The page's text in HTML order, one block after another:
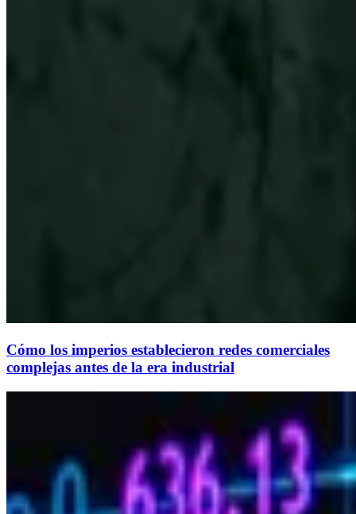
Cómo los imperios establecieron redes comerciales
complejas antes de la era industrial